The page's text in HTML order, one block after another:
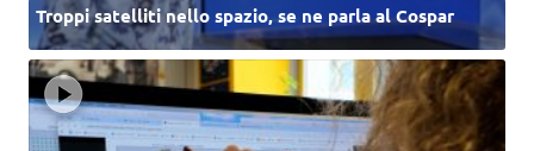
Troppi satelliti nello spazio, se ne parla al Cospar